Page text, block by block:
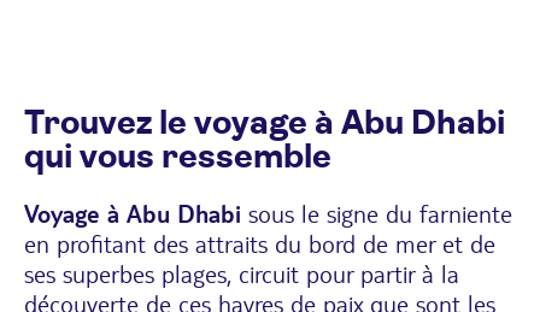
Trouvez le voyage à Abu Dhabi
qui vous ressemble
Voyage à Abu Dhabi sous le signe du farniente
en profitant des attraits du bord de mer et de
ses superbes plages, circuit pour partir à la
découverte de ces havres de paix que sont les